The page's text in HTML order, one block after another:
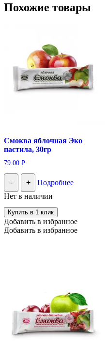
Похожие товары
Смоква яблочная Эко
пастила, 30гр
79.00 ₽
- +
Подробнее
Нет в наличии
Купить в 1 клик
Добавить в избранное
Добавить в избранное